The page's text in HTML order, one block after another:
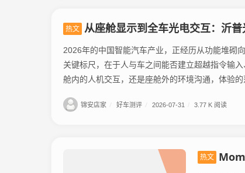
热文 从座舱显示到全车光电交互：沂普光
2026年的中国智能汽车产业，正经历从功能堆砌
关键标尺，在于人与车之间能否建立超越指令输
舱内的人机交互，还是座舱外的环境沟通，体验的
锦安店家 好车测评 2026-07-31 3.77 K 阅读
热文